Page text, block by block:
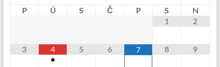
P Ú S Č P S
N
1
2
3
4
•
5 6 7 8 9